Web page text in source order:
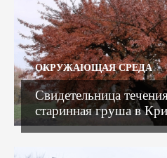
ОКРУЖАЮЩАЯ СРЕДА
Свидетельница
старинная груша в